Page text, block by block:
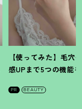
【使ってみた】毛穴
感UPまで5つの機能
PR BEAUTY